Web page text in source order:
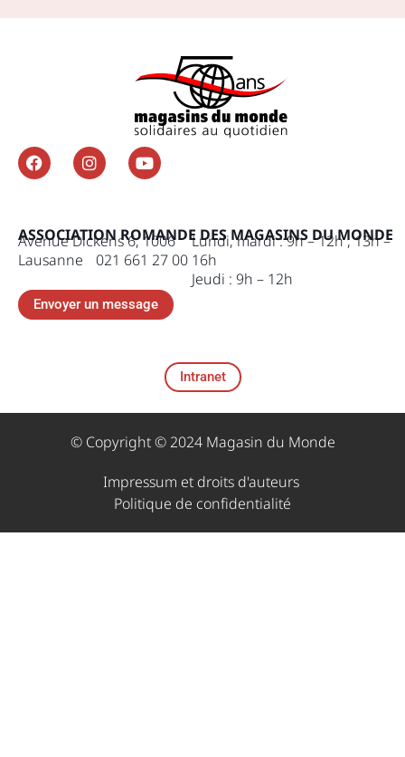
ASSOCIATION ROMANDE DES MAGASINS DU MONDE
Avenue Dickens 6, 1006
Lausanne 021 661 27 00
Lundi, mardi : 9h – 12h , 13h –
16h
Jeudi : 9h – 12h
Envoyer un message
Intranet
© Copyright © 2024 Magasin du Monde
Impressum et droits d'auteurs ​
Politique de confidentialité​